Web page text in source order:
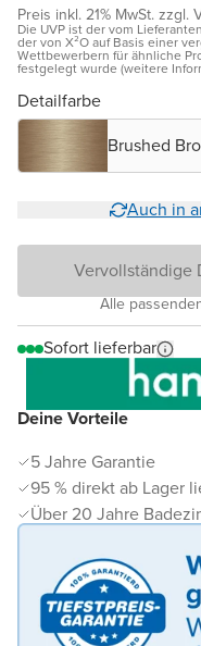
Deine Vorteile
5 Jahre Garantie
95 % direkt ab Lager
Über 20 Jahre
Preis inkl. 21% MwSt. zzgl.
Die UVP ist der vom
der von X²O auf Basis einer
Wettbewerbern für ähnliche
festgelegt wurde (weitere
Detailfarbe
Brushed
Auch in
Vervollständige
Alle
Sofort lieferbar